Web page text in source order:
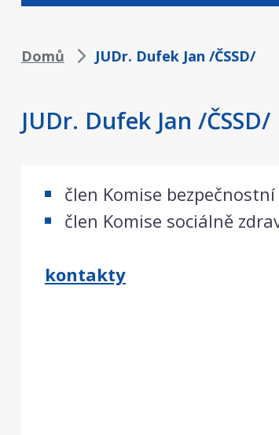
Drobečková
Domů JUDr. Dufek Jan /ČSSD/
JUDr. Dufek Jan /ČSSD/
člen Komise
člen Komise sociálně
kontakty